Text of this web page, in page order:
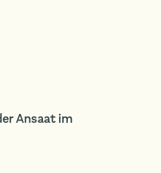
Ansaat im